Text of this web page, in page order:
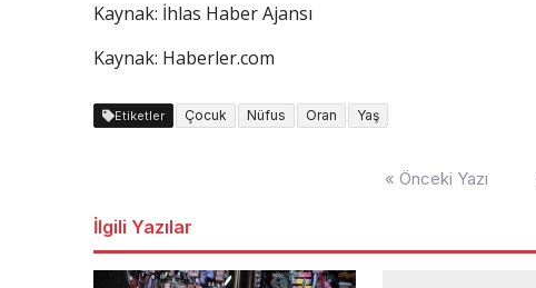
Kaynak: İhlas Haber Ajansı
Kaynak: Haberler.com
Etiketler Çocuk Nüfus Oran Yaş
« Önceki Yazı
İlgili Yazılar